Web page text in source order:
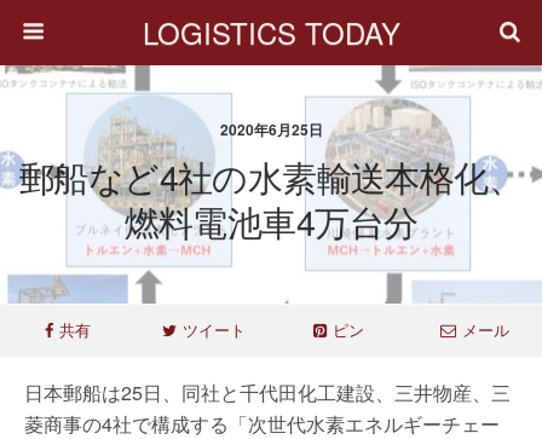
LOGISTICS TODAY
2020年6月25日
郵船など4社の水素輸送本格化、
燃料電池車4万台分
共有 ツイート ピン メール
日本郵船は25日、同社と千代田化工建設、三井物産、三
菱商事の4社で構成する「次世代水素エネルギーチェー